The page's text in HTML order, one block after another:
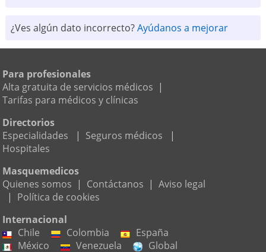
¿Ves algún dato incorrecto?Ayúdanos a mejorar
Para profesionales
Alta gratuita de servicios médicos |
Tarifas para médicos y clínicas
Directorios
Especialidades
| Seguros médicos
|
Hospitales
Masquemedicos
Quienes somos | Contáctanos | Aviso legal
| Política de cookies
Internacional
Chile
Colombia
España
México
Venezuela Global